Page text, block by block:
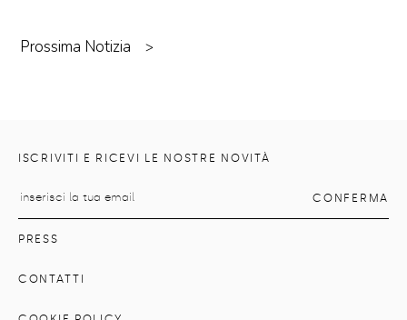
Prossima Notizia >
ISCRIVITI E RICEVI LE NOSTRE NOVITÀ
PRESS
CONTATTI